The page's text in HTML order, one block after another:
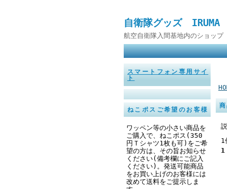
自衛隊グッズ
航空自衛隊入間基地内のショッ
スマートフォン専用サイ
ト
ねこポスご希望のお客様
ワッペン等の小さい商品を
ご購入で、ねこポス(350
円 Ｔシャツ1枚も可)をご希
望の方は、その旨お知らせ
ください(備考欄にご記入
ください)。発送可能商品
をお買い上げのお客様には
改めて送料をご提示しま
1
1